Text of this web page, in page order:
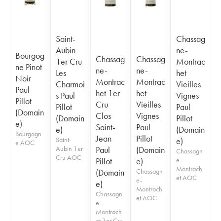
Bourgog
ne Pinot
Noir
Paul
Pillot
(Domain
e)
Bourgogn
e AOC
Saint-
Aubin
1er Cru
Les
Charmoi
s Paul
Pillot
(Domain
e)
Saint-
Aubin 1er
Cru AOC
Chassag
ne-
Montrac
het 1er
Cru
Clos
Saint-
Jean
Paul
Pillot
(Domain
e)
Chassagn
e-
Montrach
Chassag
ne-
Montrac
het
Vieilles
Vignes
Paul
Pillot
(Domain
e)
Chassagn
e-
Montrach
et AOC
Chassag
ne-
Montrac
het
Vieilles
Vignes
Paul
Pillot
(Domain
e)
Chassagn
e-
Montrach
et AOC